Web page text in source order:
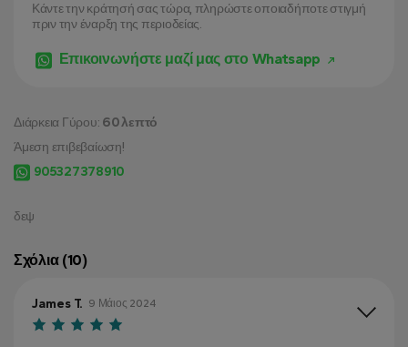
δεψ
Σχόλια (10)
James T. 9 Μάιος 2024
Κάντε την κράτησή σας τώρα, πληρώστε οποιαδήποτε στιγμή
πριν την έναρξη της περιοδείας.
Επικοινωνήστε μαζί μας στο Whatsapp
Διάρκεια Γύρου: 60 λεπτό
Άμεση επιβεβαίωση!
905327378910